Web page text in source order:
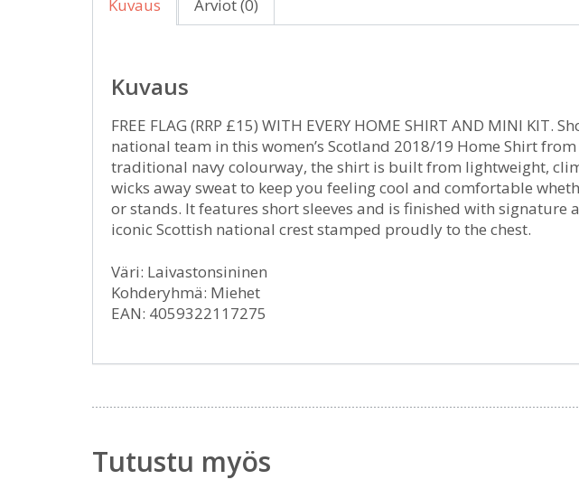
Kuvaus Arviot (0)
Kuvaus
FREE FLAG (RRP £15) WITH EVERY HOME SHIRT AND MINI KIT.
national team in this women’s Scotland 2018/19 Home Shirt
traditional navy colourway, the shirt is built from lightweight,
wicks away sweat to keep you feeling cool and comfortable
or stands. It features short sleeves and is finished with signature
iconic Scottish national crest stamped proudly to the chest.
Väri: Laivastonsininen
Kohderyhmä: Miehet
EAN: 4059322117275
Tutustu myös